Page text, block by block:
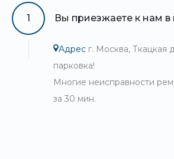
1 Вы приезжаете к нам в
Адрес г. Москва, Ткацкая
парковка!
Многие неисправности
за 30 мин.